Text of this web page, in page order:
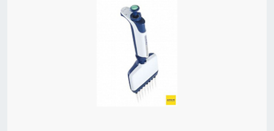
пипетки 50-300 мкл MicroPette,
Объем, мкл — 50–300;
количество каналов — 8;
точность, мкл — при 50 мкл ±0,75 / при 300 мкл
воспроизводимость, мкл — при 50 мкл ±0,4 / при